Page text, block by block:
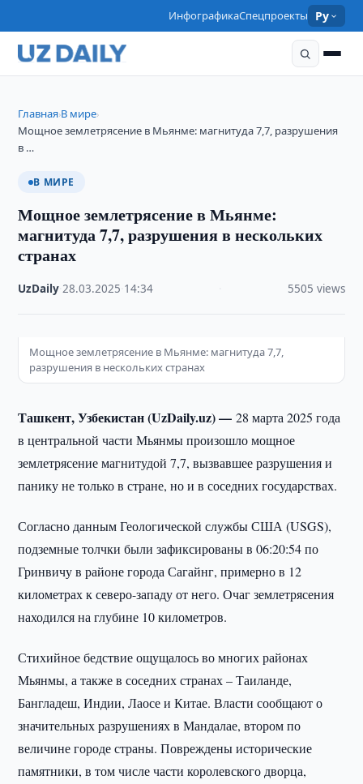
ИнфографикаСпецпроекты Ру
Главная›В мире›
Мощное землетрясение в Мьянме: магнитуда 7,7, разрушения
в …
В МИРЕ
Мощное землетрясение в Мьянме:
магнитуда 7,7, разрушения в нескольких
странах
UzDaily ·28.03.2025 14:34 5505 views
Мощное землетрясение в Мьянме: магнитуда 7,7,
разрушения в нескольких странах
Ташкент, Узбекистан (UzDaily.uz) —28 марта 2025 года
в центральной части Мьянмы произошло мощное
землетрясение магнитудой 7,7, вызвавшее разрушения и
панику не только в стране, но и в соседних государствах.
Согласно данным Геологической службы США (USGS),
подземные толчки были зафиксированы в 06:20:54 по
Гринвичу в районе города Сагайнг, примерно в 12
километрах к северо-западу от него. Очаг землетрясения
находился на глубине 10 километров.
Стихийное бедствие ощущалось во многих районах
Мьянмы, а также в соседних странах – Таиланде,
Бангладеш, Индии, Лаосе и Китае. Власти сообщают о
значительных разрушениях в Мандалае, втором по
величине городе страны. Повреждены исторические
памятники, в том числе части королевского дворца,